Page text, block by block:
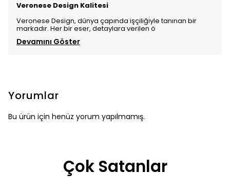
Veronese Design Kalitesi
Veronese Design, dünya çapında işçiliğiyle tanınan bir
markadır. Her bir eser, detaylara verilen ö
Devamını Göster
Yorumlar
Bu ürün için henüz yorum yapılmamış.
Çok Satanlar